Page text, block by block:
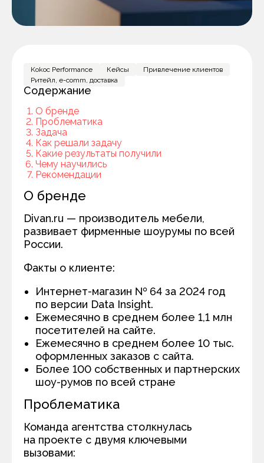
Kokoc Performance Кейсы
Привлечение клиентов
Ритейл, e-comm, доставка
Содержание
О бренде
Проблематика
Задача
Как решали задачу
Какие результаты получили
Чему научились
Рекомендации
О бренде
Divan.ru — производитель мебели,
развивает фирменные шоурумы по всей
России.
Факты о клиенте:
Интернет-магазин № 64 за 2024 год
по версии Data Insight.
Ежемесячно в среднем более 1,1 млн
посетителей на сайте.
Ежемесячно в среднем более 10 тыс.
оформленных заказов с сайта.
Более 100 собственных и партнерских
шоу-румов по всей стране
Проблематика
Команда агентства столкнулась
на проекте с двумя ключевыми
вызовами: